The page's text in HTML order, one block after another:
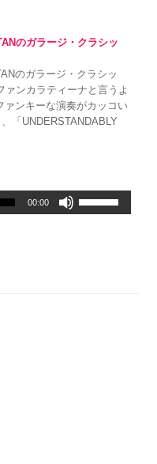
て
だ
さ
い。
のガラージ・クラシッ
のガラージ・クラシッ
ンカラティーナと言うよ
ァンキーな演奏がカッコい
「UNDERSTANDABLY
00:00
ボ
リ